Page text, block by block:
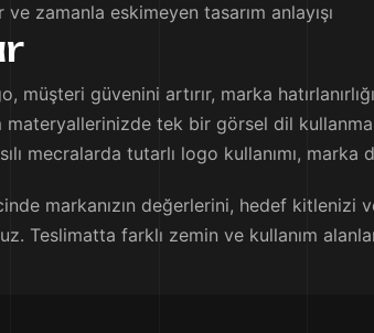
zamanla eskimeyen tasarım anlayışı
müşteri güvenini artırır, marka
tek bir görsel dil
mecralarda tutarlı logo kullanımı,
markanızın değerlerini, hedef
Teslimatta farklı zemin ve kullanım